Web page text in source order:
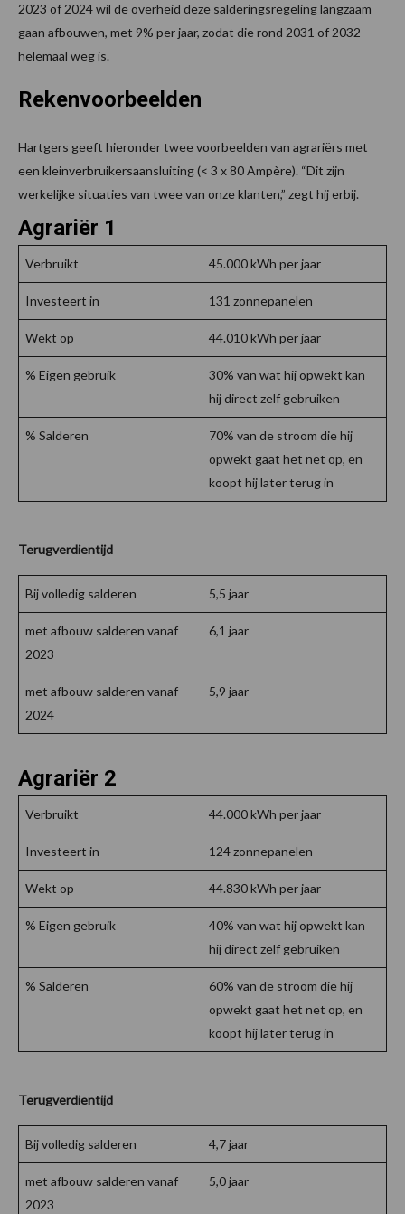
2023 of 2024 wil de overheid deze salderingsregeling langzaam
gaan afbouwen, met 9% per jaar, zodat die rond 2031 of 2032
helemaal weg is.
Rekenvoorbeelden
Hartgers geeft hieronder twee voorbeelden van agrariërs met
een kleinverbruikersaansluiting (< 3 x 80 Ampère). “Dit zijn
werkelijke situaties van twee van onze klanten,” zegt hij erbij.
Agrariër 1
Verbruikt 45.000 kWh per jaar
Investeert in 131 zonnepanelen
Wekt op 44.010 kWh per jaar
% Eigen gebruik
30% van wat hij opwekt kan
hij direct zelf gebruiken
% Salderen
70% van de stroom die hij
opwekt gaat het net op, en
koopt hij later terug in
Terugverdientijd
Bij volledig salderen 5,5 jaar
met afbouw salderen vanaf
2023
6,1 jaar
met afbouw salderen vanaf
2024
5,9 jaar
Agrariër 2
Verbruikt 44.000 kWh per jaar
Investeert in 124 zonnepanelen
Wekt op 44.830 kWh per jaar
% Eigen gebruik
40% van wat hij opwekt kan
hij direct zelf gebruiken
% Salderen
60% van de stroom die hij
opwekt gaat het net op, en
koopt hij later terug in
Terugverdientijd
Bij volledig salderen 4,7 jaar
met afbouw salderen vanaf
2023
5,0 jaar